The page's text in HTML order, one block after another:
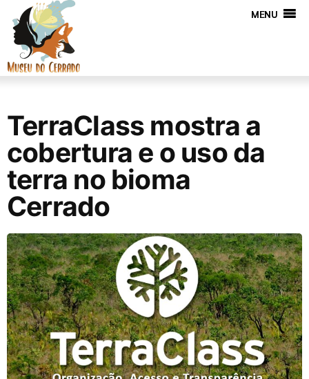
MENU
TerraClass mostra a
cobertura e o uso da
terra no bioma
Cerrado